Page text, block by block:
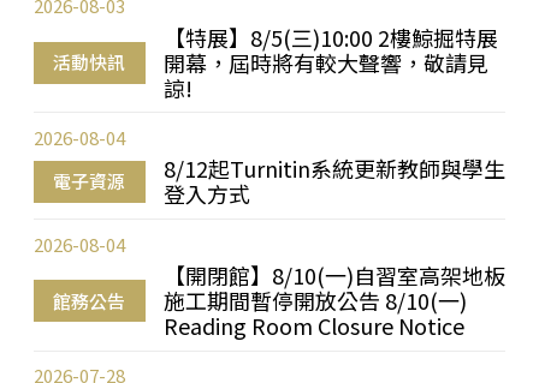
活動快訊
【特展】8/5(三)10:00 2樓鯨掘特展
開幕，屆時將有較大聲響，敬請見
諒!
2026-08-03
電子資源
8/12起Turnitin系統更新教師與學生
登入方式
2026-08-04
館務公告
【開閉館】8/10(一)自習室高架地板
施工期間暫停開放公告 8/10(一)
Reading Room Closure Notice
2026-08-04
2026-07-28